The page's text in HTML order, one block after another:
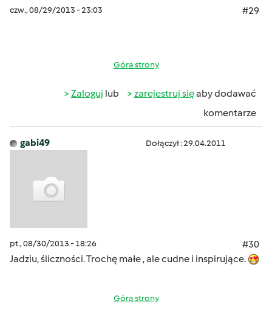
czw., 08/29/2013 - 23:03 #29
Góra strony
Zaloguj lub zarejestruj sięaby dodawać
komentarze
gabi49 Dołączył : 29.04.2011
pt., 08/30/2013 - 18:26
#30
Jadziu, śliczności. Trochę małe , ale cudne i inspirujące.
Góra strony